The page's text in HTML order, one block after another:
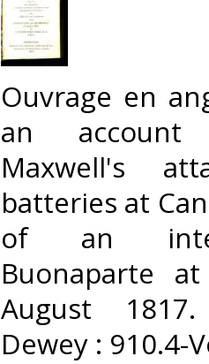
‎Ouvrage en
an
Maxwell's
batteries at
of an
Buonaparte
August 1817.
Dewey : 910.4-